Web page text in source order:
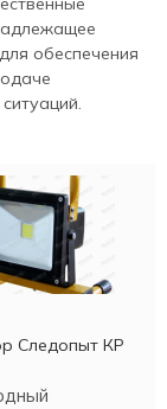
обеспечения
Следопыт КР